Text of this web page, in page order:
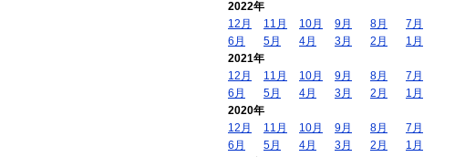
2022年
12月
11月 10月 9月 8月
7月
6月
5月 4月 3月 2月
1月
2021年
12月
11月 10月 9月 8月
7月
6月
5月 4月 3月 2月
1月
2020年
12月
11月 10月 9月 8月
7月
6月
5月 4月 3月 2月
1月